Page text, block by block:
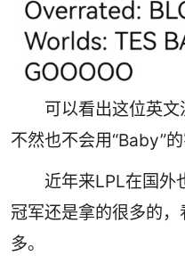
可以看出这位英文
不然也不会用“Baby”的
近年来LPL在国外
冠军还是拿的很多的
多。